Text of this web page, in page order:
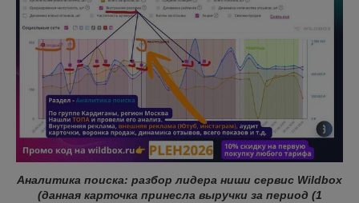
Аналитика поиска: разбор лидера ниши сервис Wildbox
(данная карточка принесла выручки за период (1